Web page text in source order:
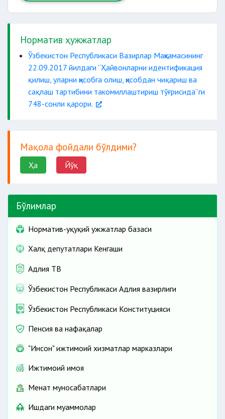
Норматив ҳужжатлар
Ўзбекистон Республикаси Вазирлар Маҳкамасининг
22.09.2017 йилдаги “Ҳайвонларни идентификация
қилиш, уларни ҳисобга олиш, ҳисобдан чиқариш ва
сақлаш тартибини такомиллаштириш тўғрисида”ги
748-сонли қарори.
Мақола фойдали бўлдими?
Ҳа Йўқ
Бўлимлар
Норматив-ҳуқуқий ҳужжатлар базаси
Халқ депутатлари Кенгаши
Адлия ТВ
Ўзбекистон Республикаси Адлия вазирлиги
Ўзбекистон Республикаси Конституцияси
Пенсия ва нафақалар
"Инсон" ижтимоий хизматлар марказлари
Ижтимоий ҳимоя
Меҳнат муносабатлари
Ишдаги муаммолар